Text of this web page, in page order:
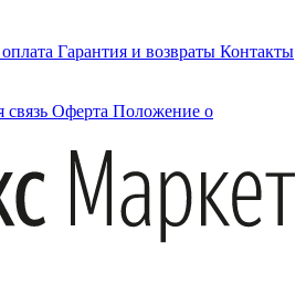
Гарантия и возвраты Контакты
связь Оферта Положение о